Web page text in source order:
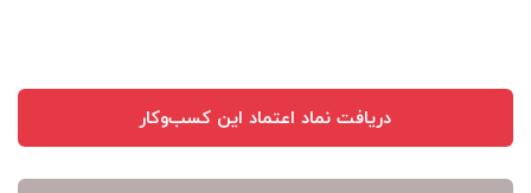
دریافت نماد اعتماد این کسب‌وکار